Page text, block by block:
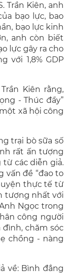
Trần Kiên, anh
bạo lực, bao
bạo lực kinh
anh còn biết
lực gây ra cho
với 1,8% GDP
Kiên rằng,
- Thúc đẩy”
xã hội công
trại bò sữa số
rất ấn tượng
từ các diễn giả.
vấn đề “đao to
thực tế từ
tượng nhất với
Ngọc trong
công người
chăm sóc
chồng - nàng
về: Bình đẳng